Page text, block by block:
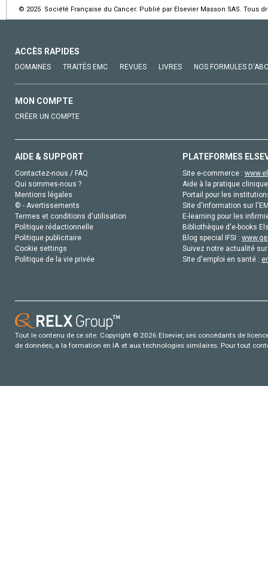
© 2025 Société Française du Cancer. Publié par Elsevier Masson SAS. Tous
ACCÈS RAPIDES
DOMAINES TRAITÉS EMC REVUES LIVRES NOS FORMULES
MON COMPTE
CRÉER UN COMPTE
AIDE & SUPPORT
Contactez-nous / FAQ
Qui sommes-nous ?
Mentions légales
© - Avertissements
Termes et conditions d'utilisation
Politique rédactionnelle
Politique publicitaire
Cookie settings
Politique de la vie privée
PLATEFORMES
Site e-commerce :
Aide à la pratique
Portail pour les
Site d'information sur
E-learning pour les
Bibliothèque d'e-books
Blog special IFSI :
Suivez notre actualité
Site d'emploi en santé :
Tout le contenu de ce site: Copyright © 2026 Elsevier, ses concédants de
de données, a la formation en IA et aux technologies similaires. Pour tout